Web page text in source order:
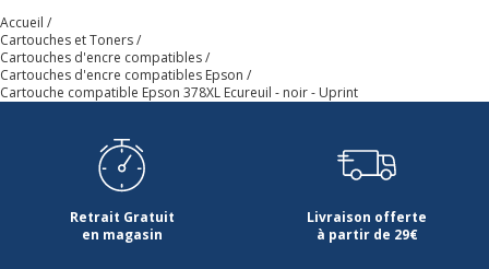
Accueil
Cartouches et Toners
Cartouches d'encre compatibles
Cartouches d'encre compatibles Epson
Cartouche compatible Epson 378XL Ecureuil - noir - Uprint
Retrait Gratuit
en magasin
Livraison offerte
à partir de 29€